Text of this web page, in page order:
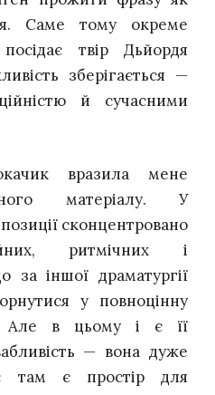
Саме тому окреме
твір Дьйордя
зберігається —
й сучасними
вразила мене
матеріалу. У
сконцентровано
ритмічних і
за іншої драматургії
у повноцінну
Але в цьому і є її
— вона дуже
там є простір для